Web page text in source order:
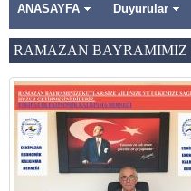
ANASAYFA Duyurular
RAMAZAN BAYRAMIMIZ